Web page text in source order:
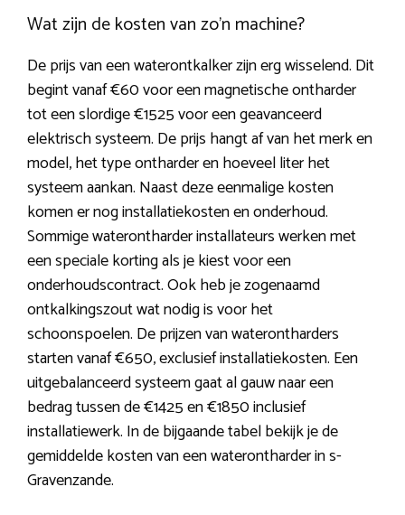
Wat zijn de kosten van zo’n machine?
De prijs van een waterontkalker zijn erg wisselend. Dit
begint vanaf €60 voor een magnetische ontharder
tot een slordige €1525 voor een geavanceerd
elektrisch systeem. De prijs hangt af van het merk en
model, het type ontharder en hoeveel liter het
systeem aankan. Naast deze eenmalige kosten
komen er nog installatiekosten en onderhoud.
Sommige waterontharder installateurs werken met
een speciale korting als je kiest voor een
onderhoudscontract. Ook heb je zogenaamd
ontkalkingszout wat nodig is voor het
schoonspoelen. De prijzen van waterontharders
starten vanaf €650, exclusief installatiekosten. Een
uitgebalanceerd systeem gaat al gauw naar een
bedrag tussen de €1425 en €1850 inclusief
installatiewerk. In de bijgaande tabel bekijk je de
gemiddelde kosten van een waterontharder in s-
Gravenzande.